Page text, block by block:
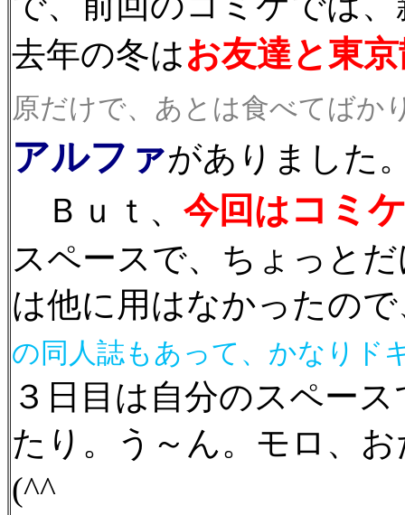
去年の冬はお友達と東
原だけで、あとは食べてばか
アルファがありました
Ｂｕｔ、 今回はコミ
スペースで、ちょっと
は他に用はなかったの
の同人誌もあって、かなりド
３日目は自分のスペー
たり。う～ん。モロ、
(^^ゞ